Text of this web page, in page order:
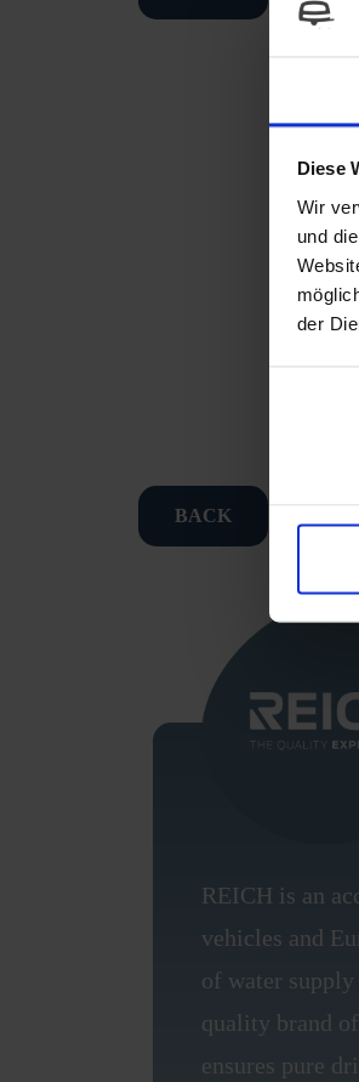
Diese
Wir
und
der
BACK
REICH is an
vehicles and
of water supply
quality brand
ensures pure